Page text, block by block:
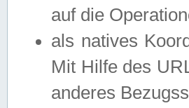
auf die
als natives
Mit Hilfe des
anderes